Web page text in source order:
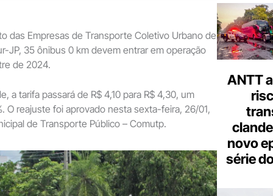
das Empresas de Transporte Coletivo Urbano de
JP, 35 ônibus 0 km devem entrar em operação
de 2024.
a tarifa passará de R$ 4,10 para R$ 4,30, um
O reajuste foi aprovado nesta sexta-feira, 26/01,
de Transporte Público – Comutp.
ANTT
novo
série